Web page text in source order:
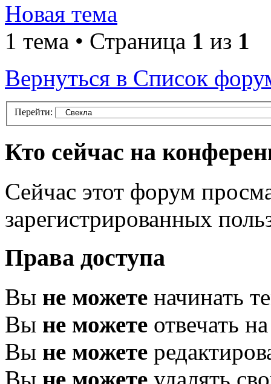
Новая тема
1 тема • Страница 1 из 1
Вернуться в Список
Перейти:
Кто сейчас на
Сейчас этот форум
зарегистрированных
Права доступа
Вы не можете начинать
Вы не можете отвечать
Вы не можете